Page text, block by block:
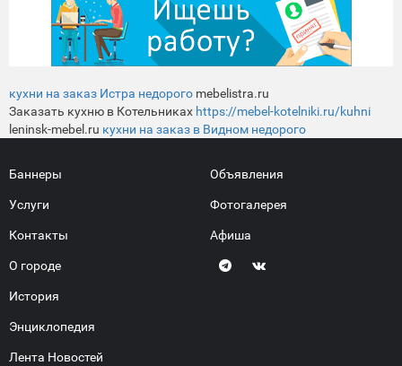
кухни на заказ Истра недорого mebelistra.ru
Заказать кухню в Котельниках https://mebel-kotelniki.ru/kuhni
leninsk-mebel.ru кухни на заказ в Видном недорого
Баннеры
Услуги
Контакты
О городе
История
Энциклопедия
Лента Новостей
Объявления
Фотогалерея
Афиша